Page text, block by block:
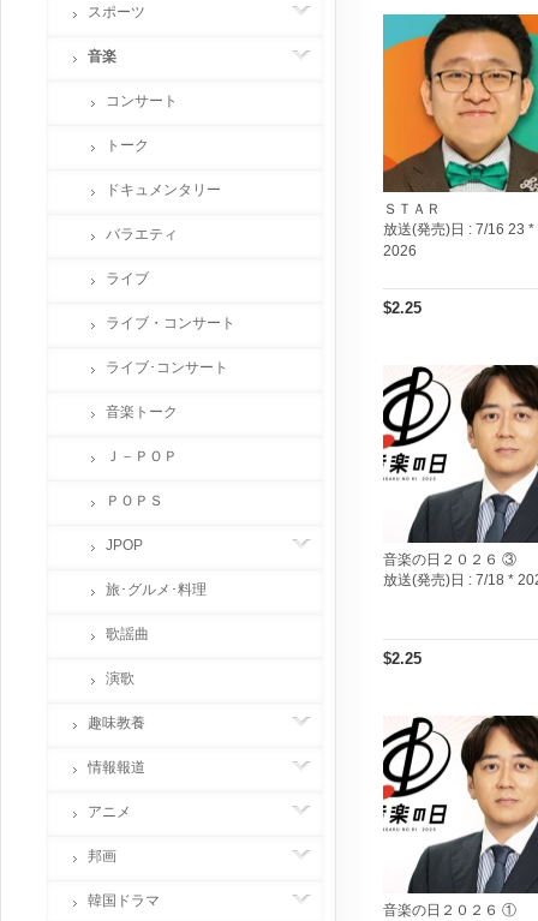
ＳＴＡＲ
放送(発売)日 : 7/16 23 *
2026
$2.25
音楽の日２０２６ ③
放送(発売)日 : 7/18 *
$2.25
音楽の日２０２６ ①
スポーツ
音楽
コンサート
トーク
ドキュメンタリー
バラエティ
ライブ
ライブ・コンサート
ライブ･コンサート
音楽トーク
Ｊ－ＰＯＰ
ＰＯＰＳ
JPOP
旅･グルメ･料理
歌謡曲
演歌
趣味教養
情報報道
アニメ
邦画
韓国ドラマ